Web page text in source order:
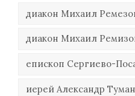
диакон Михаил
диакон Михаил
епископ Сергиево-
иерей Александр